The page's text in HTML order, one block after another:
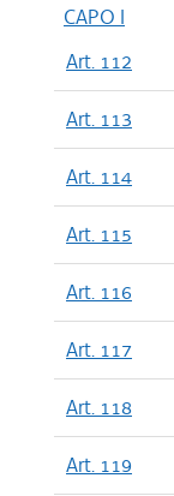
CAPO I
Art. 112
Art. 113
Art. 114
Art. 115
Art. 116
Art. 117
Art. 118
Art. 119